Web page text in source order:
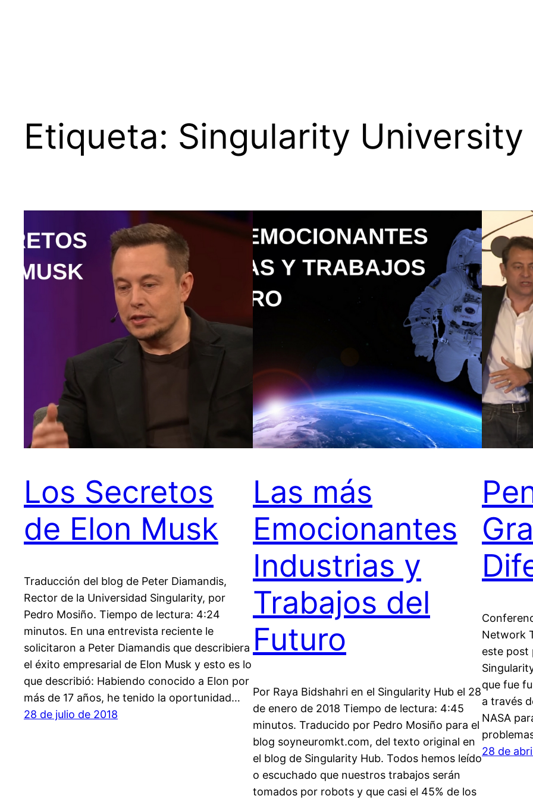
Etiqueta: Singularity University
Los Secretos
de Elon Musk
Traducción del blog de Peter Diamandis,
Rector de la Universidad Singularity, por
Pedro Mosiño. Tiempo de lectura: 4:24
minutos. En una entrevista reciente le
solicitaron a Peter Diamandis que describiera
el éxito empresarial de Elon Musk y esto es lo
que describió: Habiendo conocido a Elon por
más de 17 años, he tenido la oportunidad…
28 de julio de 2018
Las más
Emocionantes
Industrias y
Trabajos del
Futuro
Por Raya Bidshahri en el Singularity Hub el 28
de enero de 2018 Tiempo de lectura: 4:45
minutos. Traducido por Pedro Mosiño para el
blog soyneuromkt.com, del texto original en
el blog de Singularity Hub. Todos hemos leído
o escuchado que nuestros trabajos serán
tomados por robots y que casi el 45% de los
Network
este post
que fue
a través
NASA
28 de